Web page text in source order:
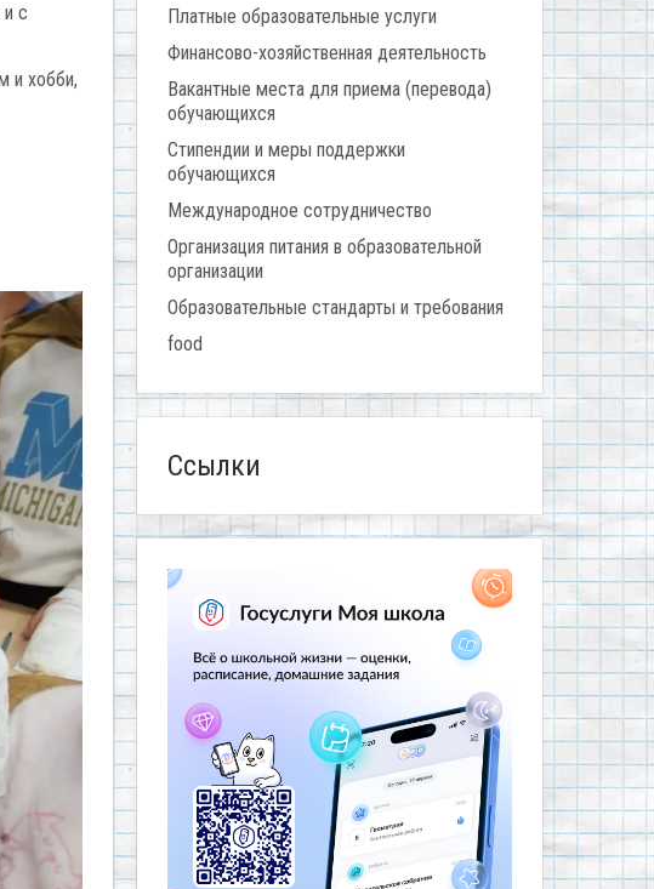
с
и хобби,
Платные образовательные услуги
Финансово-хозяйственная деятельность
Вакантные места для приема (перевода)
обучающихся
Стипендии и меры поддержки
обучающихся
Международное сотрудничество
Организация питания в образовательной
организации
Образовательные стандарты и требования
food
Ссылки